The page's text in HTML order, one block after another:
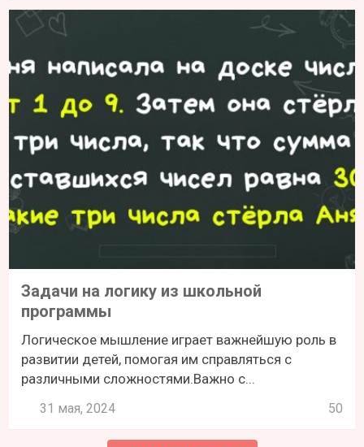
Задачи на логику из школьной
программы
Логическое мышление играет важнейшую роль в
развитии детей, помогая им справляться с
различными сложностями.Важно с...
31 мая, 2024 50